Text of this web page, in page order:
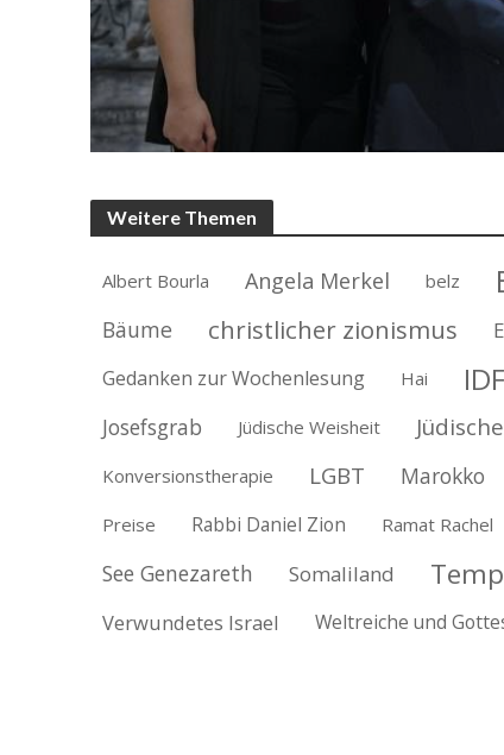
Weitere Themen
Albert Bourla Angela Merkel belz
Bäume christlicher zionismus
Gedanken zur Wochenlesung Hai IDF
Josefsgrab
Jüdische Weisheit
Konversionstherapie LGBT Marokko
Preise Rabbi Daniel Zion Ramat Rachel
See Genezareth Somaliland
Verwundetes Israel Weltreiche und
die